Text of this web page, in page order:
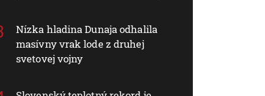
Nízka hladina Dunaja odhalila
masívny vrak lode z druhej
svetovej vojny